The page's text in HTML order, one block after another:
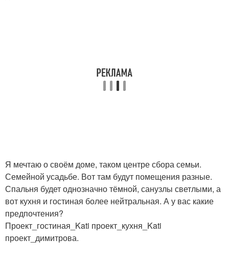
Я мечтаю о своём доме, таком центре сбора семьи.
Семейной усадьбе. Вот там будут помещения разные.
Спальня будет однозначно тёмной, санузлы светлыми, а
вот кухня и гостиная более нейтральная. А у вас какие
предпочтения?
Проект_гостиная_Kati проект_кухня_Kati
проект_димитрова.